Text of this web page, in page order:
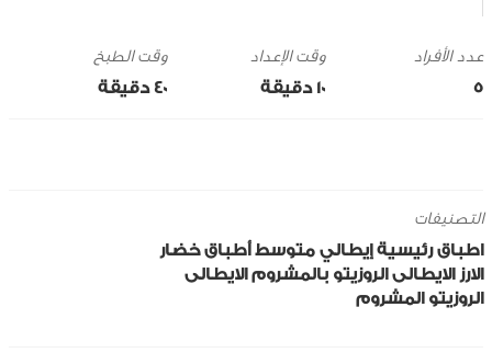
5
وقت الإعداد
10 ‎دقيقة
وقت الطبخ
40 ‎دقيقة
التصنيفات
اطباق رئيسية إيطالي متوسط أطباق خضار
الارز الايطالى الروزيتو بالمشروم الايطالى
الروزيتو المشروم